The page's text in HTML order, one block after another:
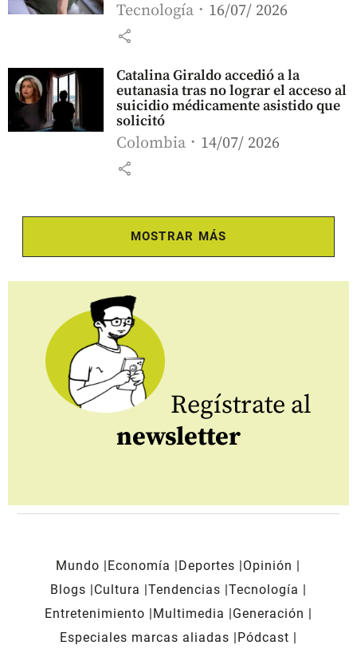
Tecnología 16/07/ 2026
share
Catalina Giraldo accedió a la
eutanasia tras no lograr el acceso al
suicidio médicamente asistido que
solicitó
Colombia 14/07/ 2026
share
MOSTRAR MÁS
Regístrate al
newsletter
Mundo Economía Deportes
Opinión
Blogs
Cultura Tendencias Tecnología
Entretenimiento
Multimedia
Generación
Especiales marcas aliadas
Pódcast